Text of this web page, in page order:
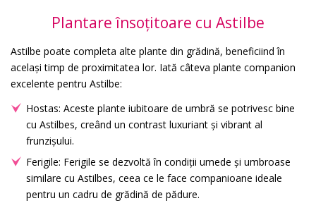
Plantare însoțitoare cu Astilbe
Astilbe poate completa alte plante din grădină, beneficiind în
același timp de proximitatea lor. Iată câteva plante companion
excelente pentru Astilbe:
Hostas: Aceste plante iubitoare de umbră se potrivesc bine
cu Astilbes, creând un contrast luxuriant și vibrant al
frunzișului.
Ferigile: Ferigile se dezvoltă în condiții umede și umbroase
similare cu Astilbes, ceea ce le face companioane ideale
pentru un cadru de grădină de pădure.